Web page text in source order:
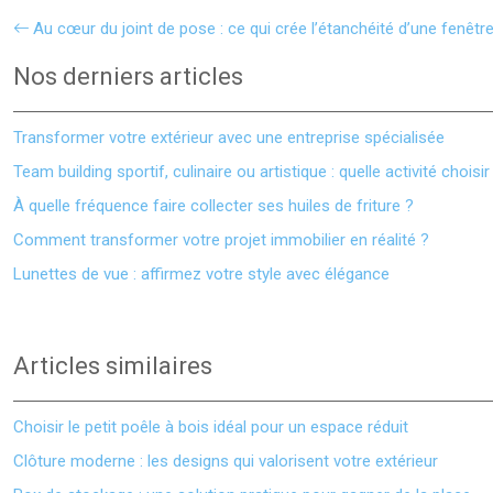
Au cœur du joint de pose : ce qui crée l’étanchéité d’une fenêtre
Nos derniers articles
Transformer votre extérieur avec une entreprise spécialisée
Team building sportif, culinaire ou artistique : quelle activité choisir
À quelle fréquence faire collecter ses huiles de friture ?
Comment transformer votre projet immobilier en réalité ?
Lunettes de vue : affirmez votre style avec élégance
Articles similaires
Choisir le petit poêle à bois idéal pour un espace réduit
Clôture moderne : les designs qui valorisent votre extérieur